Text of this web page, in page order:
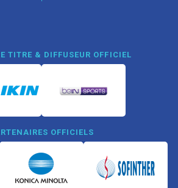
TITRE & DIFFUSEUR OFFICIEL
OFFICIELS